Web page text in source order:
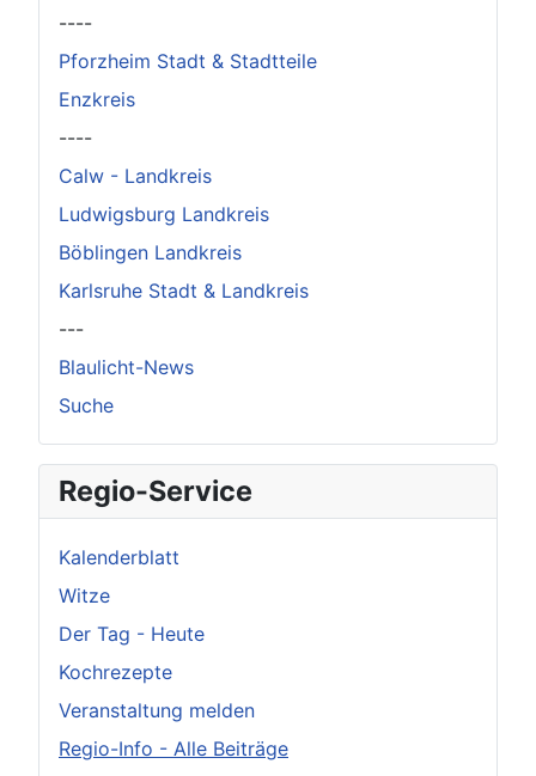
----
Pforzheim Stadt & Stadtteile
Enzkreis
----
Calw - Landkreis
Ludwigsburg Landkreis
Böblingen Landkreis
Karlsruhe Stadt & Landkreis
---
Blaulicht-News
Suche
Regio-Service
Kalenderblatt
Witze
Der Tag - Heute
Kochrezepte
Veranstaltung melden
Regio-Info - Alle Beiträge